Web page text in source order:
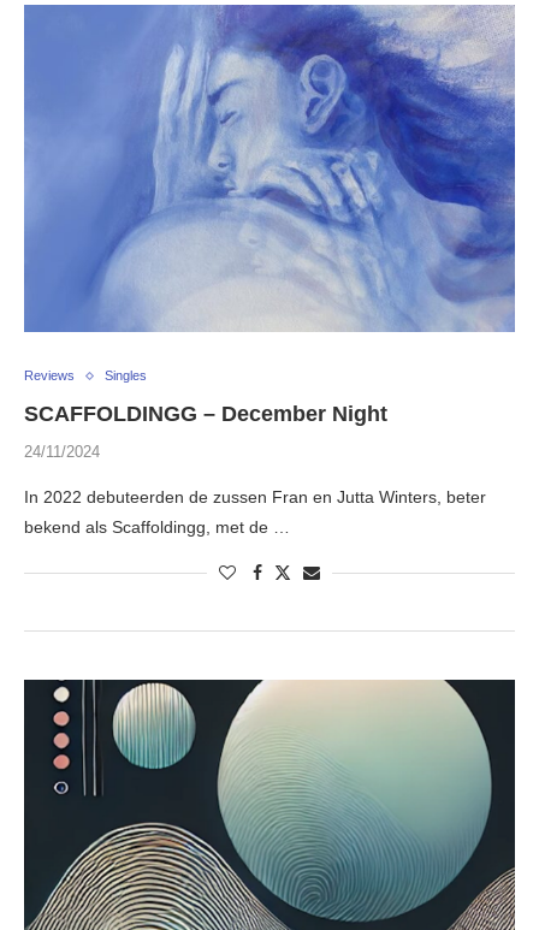
Reviews Singles
SCAFFOLDINGG – December Night
24/11/2024
In 2022 debuteerden de zussen Fran en Jutta Winters, beter
bekend als Scaffoldingg, met de …